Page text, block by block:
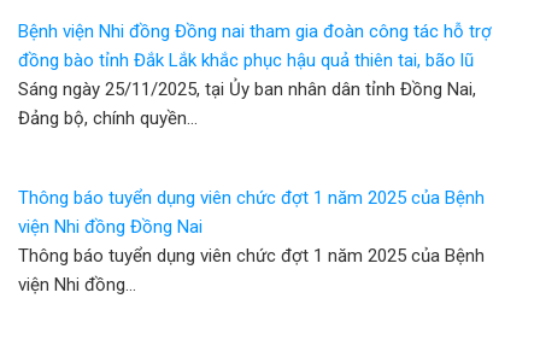
Bệnh viện Nhi đồng Đồng nai tham gia đoàn công tác hỗ trợ
đồng bào tỉnh Đắk Lắk khắc phục hậu quả thiên tai, bão lũ
Sáng ngày 25/11/2025, tại Ủy ban nhân dân tỉnh Đồng Nai,
Đảng bộ, chính quyền…
Thông báo tuyển dụng viên chức đợt 1 năm 2025 của Bệnh
viện Nhi đồng Đồng Nai
Thông báo tuyển dụng viên chức đợt 1 năm 2025 của Bệnh
viện Nhi đồng…